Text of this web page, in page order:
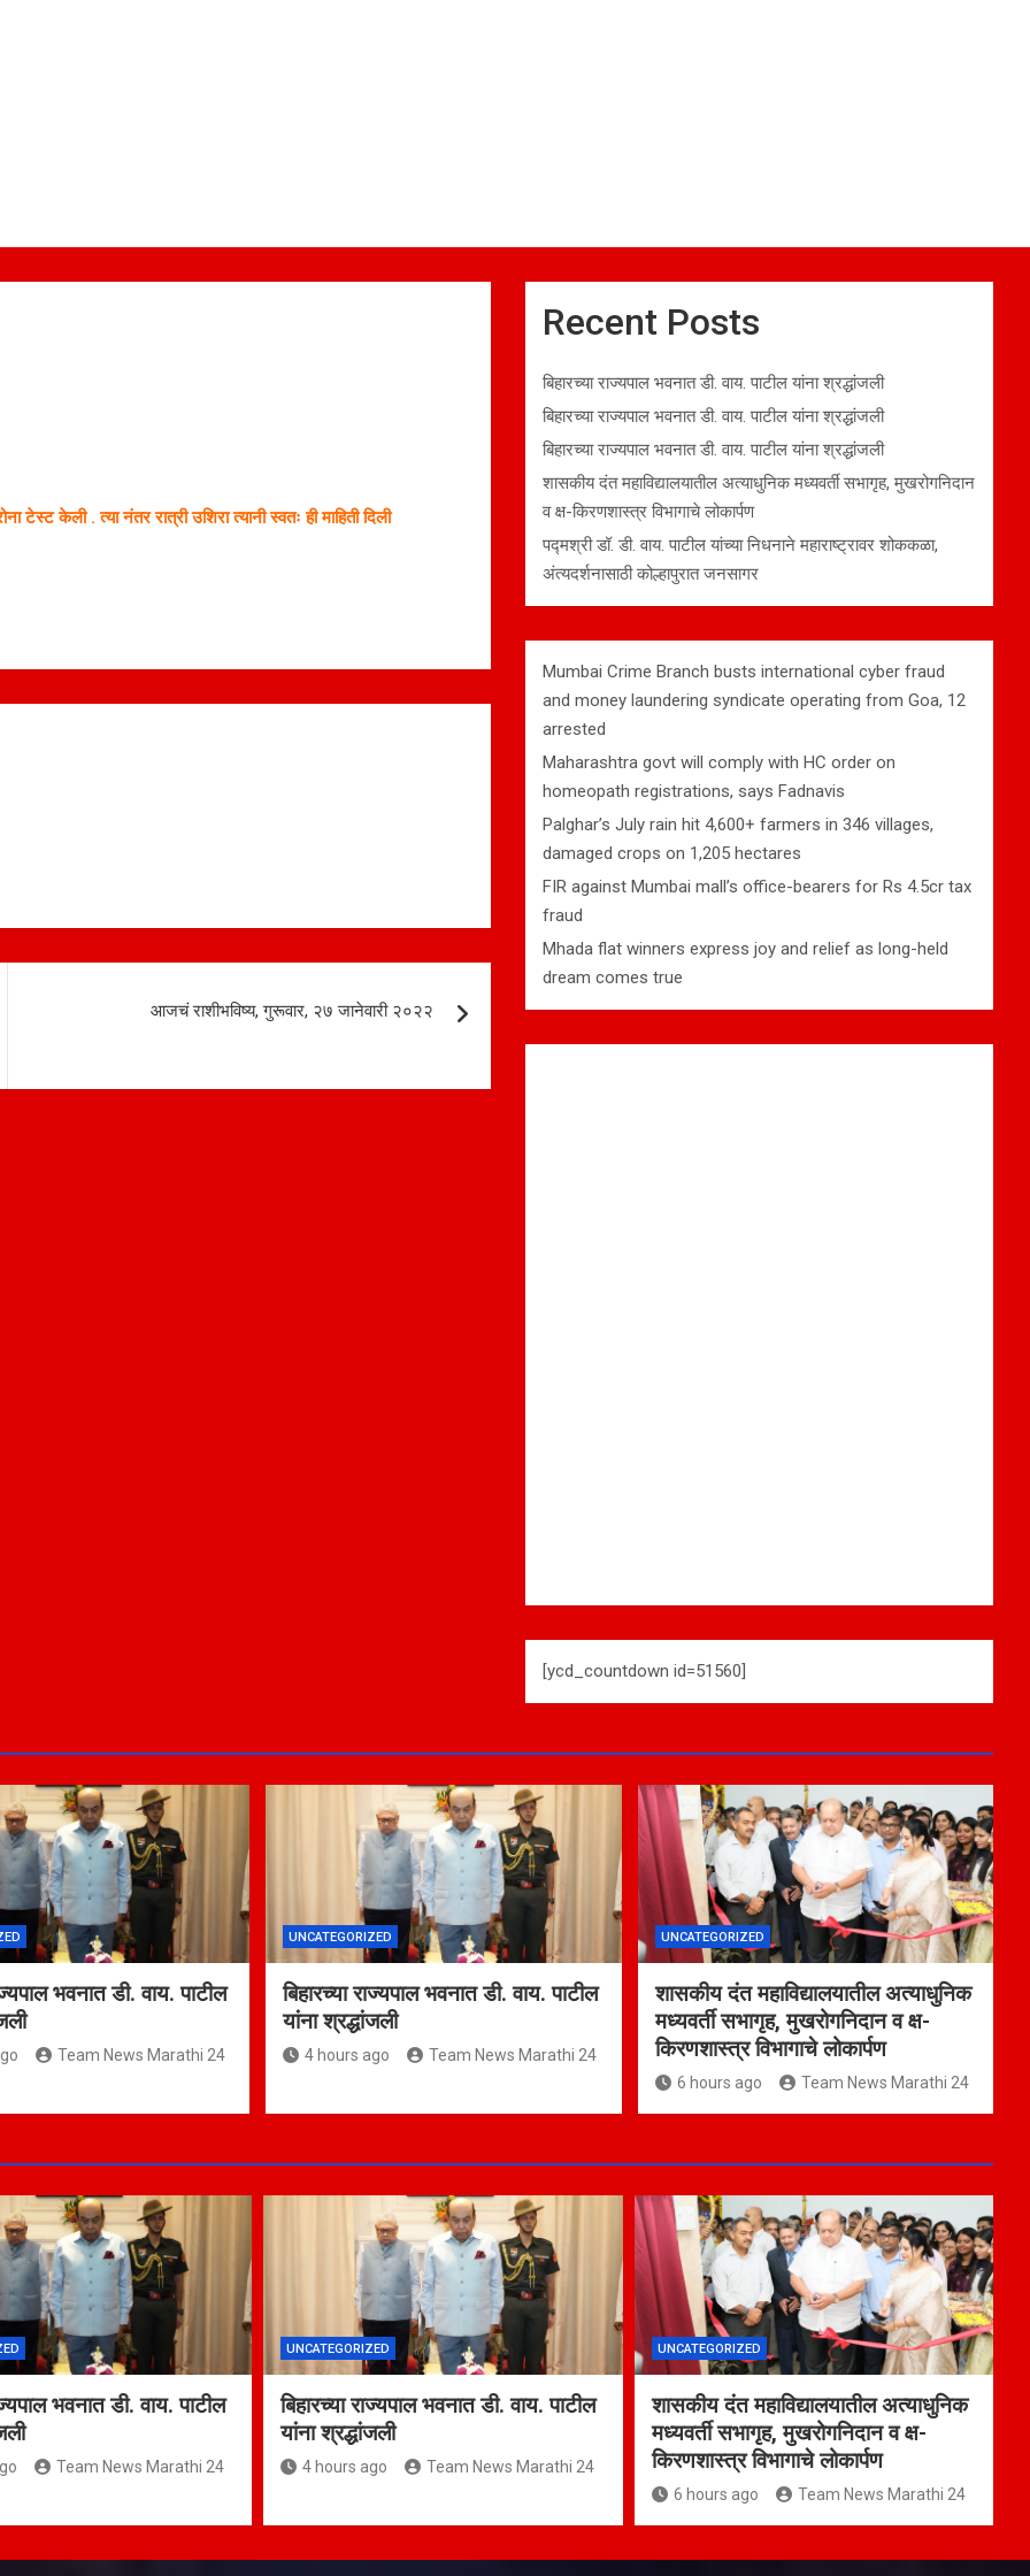
केली . त्या नंतर रात्री उशिरा त्यानी स्वतः ही माहिती दिली
आजचं राशीभविष्य, गुरूवार, २७ जानेवारी २०२२
Recent Posts
बिहारच्या राज्यपाल भवनात डी. वाय. पाटील यांना श्रद्धांजली
बिहारच्या राज्यपाल भवनात डी. वाय. पाटील यांना श्रद्धांजली
बिहारच्या राज्यपाल भवनात डी. वाय. पाटील यांना श्रद्धांजली
शासकीय दंत महाविद्यालयातील अत्याधुनिक मध्यवर्ती सभागृह, मुखरोगनिदान
व क्ष-किरणशास्त्र विभागाचे लोकार्पण
पद्मश्री डॉ. डी. वाय. पाटील यांच्या निधनाने महाराष्ट्रावर शोककळा,
अंत्यदर्शनासाठी कोल्हापुरात जनसागर
Mumbai Crime Branch busts international cyber fraud
and money laundering syndicate operating from Goa, 12
arrested
Maharashtra govt will comply with HC order on
homeopath registrations, says Fadnavis
Palghar’s July rain hit 4,600+ farmers in 346 villages,
damaged crops on 1,205 hectares
FIR against Mumbai mall’s office-bearers for Rs 4.5cr tax
fraud
Mhada flat winners express joy and relief as long-held
dream comes true
[ycd_countdown id=51560]
भवनात डी. वाय. पाटील
Team News Marathi 24
UNCATEGORIZED
बिहारच्या राज्यपाल भवनात डी. वाय. पाटील
यांना श्रद्धांजली
4 hours ago Team News Marathi 24
UNCATEGORIZED
शासकीय दंत महाविद्यालयातील अत्याधुनिक
मध्यवर्ती सभागृह, मुखरोगनिदान व क्ष-
किरणशास्त्र विभागाचे लोकार्पण
6 hours ago Team News Marathi 24
भवनात डी. वाय. पाटील
Team News Marathi 24
UNCATEGORIZED
बिहारच्या राज्यपाल भवनात डी. वाय. पाटील
यांना श्रद्धांजली
4 hours ago Team News Marathi 24
UNCATEGORIZED
शासकीय दंत महाविद्यालयातील अत्याधुनिक
मध्यवर्ती सभागृह, मुखरोगनिदान व क्ष-
किरणशास्त्र विभागाचे लोकार्पण
6 hours ago Team News Marathi 24